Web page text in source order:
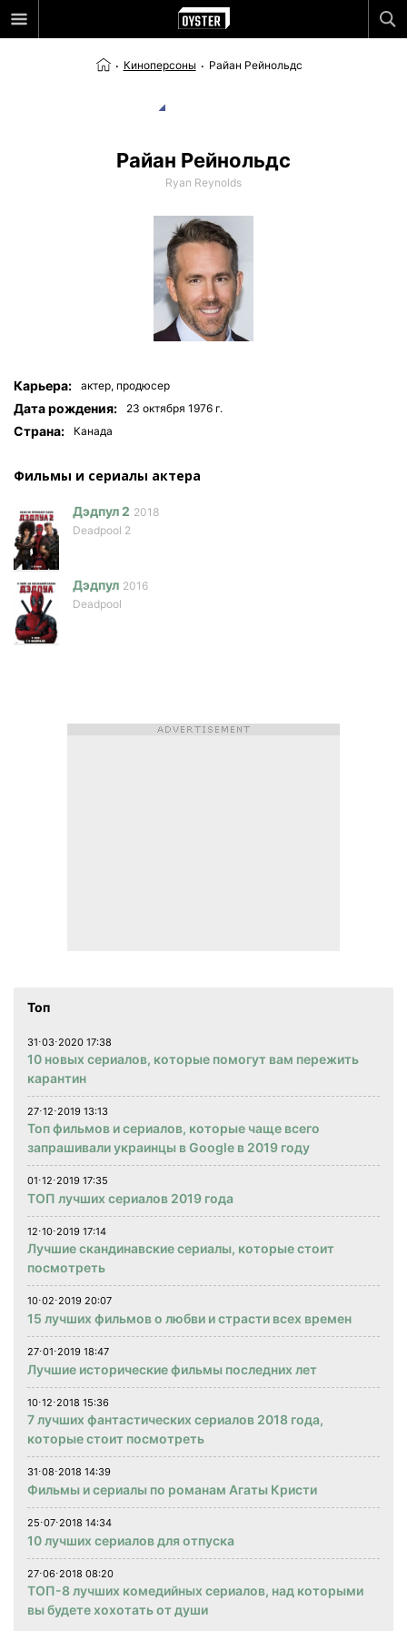
Киноперсоны Райан Рейнольдс
Райан Рейнольдс
Ryan Reynolds
Карьера: актер, продюсер
Дата рождения: 23 октября 1976 г.
Страна: Канада
Фильмы и сериалы актера
Дэдпул 2 2018
Deadpool 2
Дэдпул 2016
Deadpool
Топ
31⋅03⋅2020 17:38
10 новых сериалов, которые помогут вам пережить
карантин
27⋅12⋅2019 13:13
Топ фильмов и сериалов, которые чаще всего
запрашивали украинцы в Google в 2019 году
01⋅12⋅2019 17:35
ТОП лучших сериалов 2019 года
12⋅10⋅2019 17:14
Лучшие скандинавские сериалы, которые стоит
посмотреть
10⋅02⋅2019 20:07
15 лучших фильмов о любви и страсти всех времен
27⋅01⋅2019 18:47
Лучшие исторические фильмы последних лет
10⋅12⋅2018 15:36
7 лучших фантастических сериалов 2018 года,
которые стоит посмотреть
31⋅08⋅2018 14:39
Фильмы и сериалы по романам Агаты Кристи
25⋅07⋅2018 14:34
10 лучших сериалов для отпуска
27⋅06⋅2018 08:20
ТОП-8 лучших комедийных сериалов, над которыми
вы будете хохотать от души